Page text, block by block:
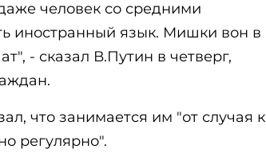
человек со средними
иностранный язык. Мишки вон в
- сказал В.Путин в четверг,
что занимается им "от случая к
регулярно".